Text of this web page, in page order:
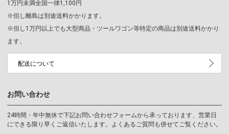
1万円未満全国一律1,100円
※但し離島は別途送料かかります。
※但し1万円以上でも大型商品・ツールワゴン等特定の商品は別途送料かかり
ます。
配送について
お問い合わせ
24時間・年中無休で下記お問い合わせフォームから承っております、営業日
にできる限り早くご返信いたします。よくあるご質問も併せてご覧ください。